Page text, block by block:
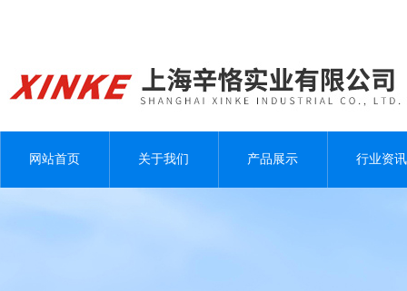
网站首页 关于我们 产品展示 行业资讯